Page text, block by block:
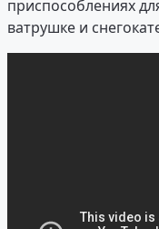
приспособлениях
ватрушке и